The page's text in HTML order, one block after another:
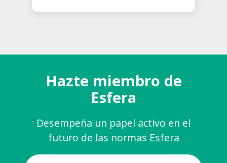
Hazte miembro de
Esfera
Desempeña un papel activo en el
futuro de las normas Esfera